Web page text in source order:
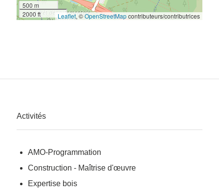
500 m
2000 ft
Leaflet, ©OpenStreetMapcontributeurs/contributrices
Activités
AMO-Programmation
Construction - Maîtrise d'œuvre
Expertise bois